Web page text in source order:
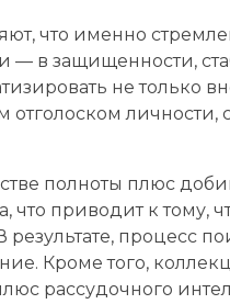
что именно
в защищенности,
не только
отголоском
полноты плюс
что приводит к тому,
процесс
Кроме того,
рассудочного